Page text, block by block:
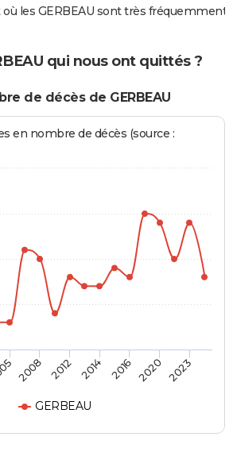
les GERBEAU sont très fréquemment
qui nous ont quittés ?
de décès de GERBEAU
en nombre de décès (source :
GERBEAU
2008 2012 2014 2016 2020 2023